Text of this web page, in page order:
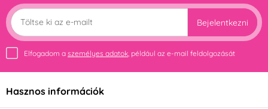
Bejelentkezni
Elfogadom a személyes adatok, például az e-mail feldolgozását
Hasznos információk